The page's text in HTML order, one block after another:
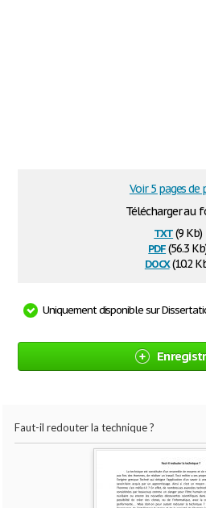
Télécharger au
txt(9 Kb)
pdf(56.3
docx(10.2
Voir 5 pages de
Uniquement disponible sur
Faut-il redouter la technique ?